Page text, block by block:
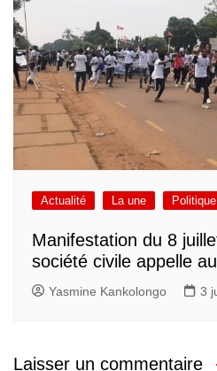
Actualité La une Politique
Manifestation du 8
société civile appelle
Yasmine Kankolongo 3
Laisser un commentaire